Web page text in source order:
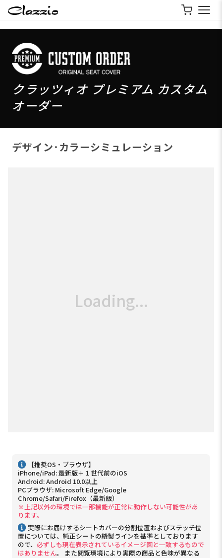
クラッツィオ プレミアム カスタム
オーダー
デザイン･カラーシミュレーション
【推奨OS・ブラウザ】
iPhone/iPad: 最新版＋１世代前のiOS
Android: Android 10.0以上
PCブラウザ: Microsoft Edge/Google
Chrome/Safari/Firefox（最新版）
※上記以外の環境では一部機能が正常に動作しない可能性があ
ります。
実際にお届けするシートカバーの分割位置およびステッチ位
置については、純正シートの縫製ラインを基準としております
ので、 必ずしも現在表示されているイメージ図と一致するもので
はありません。 また閲覧環境により実際の商品と色味が異なる